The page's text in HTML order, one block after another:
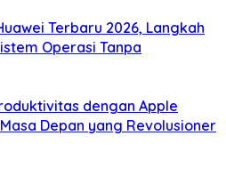
Terbaru 2026, Langkah
Operasi Tanpa
dengan Apple
Depan yang Revolusioner